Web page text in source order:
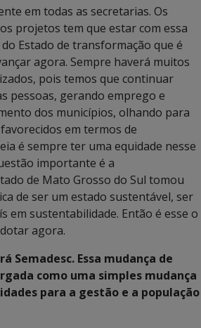
em todas as secretarias. Os
projetos tem que estar com essa
Estado de transformação que é
agora. Sempre haverá muitos
pois temos que continuar
pessoas, gerando emprego e
dos municípios, olhando para
em termos de
é sempre ter uma equidade nesse
importante é a
de Mato Grosso do Sul tomou
de ser um estado sustentável, ser
em sustentabilidade. Então é esse o
agora.
Semadesc. Essa mudança de
como uma simples mudança
para a gestão e a população